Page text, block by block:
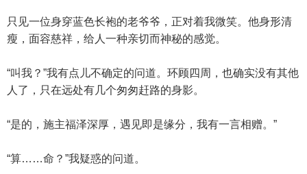
只见一位身穿蓝色长袍的老爷爷，正对着我微笑。他身形清
瘦，面容慈祥，给人一种亲切而神秘的感觉。
“叫我？”我有点儿不确定的问道。环顾四周，也确实没有其他
人了，只在远处有几个匆匆赶路的身影。
“是的，施主福泽深厚，遇见即是缘分，我有一言相赠。”
“算……命？”我疑惑的问道。